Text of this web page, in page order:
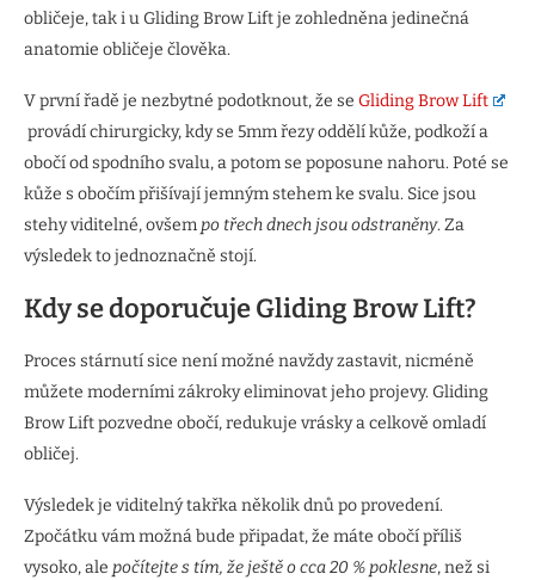
obličeje, tak i u Gliding Brow Lift je zohledněna jedinečná
anatomie obličeje člověka.
V první řadě je nezbytné podotknout, že se Gliding Brow Lift
provádí chirurgicky, kdy se 5mm řezy oddělí kůže, podkoží a
obočí od spodního svalu, a potom se poposune nahoru. Poté se
kůže s obočím přišívají jemným stehem ke svalu. Sice jsou
stehy viditelné, ovšem po třech dnech jsou odstraněny. Za
výsledek to jednoznačně stojí.
Kdy se doporučuje Gliding Brow Lift?
Proces stárnutí sice není možné navždy zastavit, nicméně
můžete moderními zákroky eliminovat jeho projevy. Gliding
Brow Lift pozvedne obočí, redukuje vrásky a celkově omladí
obličej.
Výsledek je viditelný takřka několik dnů po provedení.
Zpočátku vám možná bude připadat, že máte obočí příliš
vysoko, ale počítejte s tím, že ještě o cca 20 % poklesne, než si